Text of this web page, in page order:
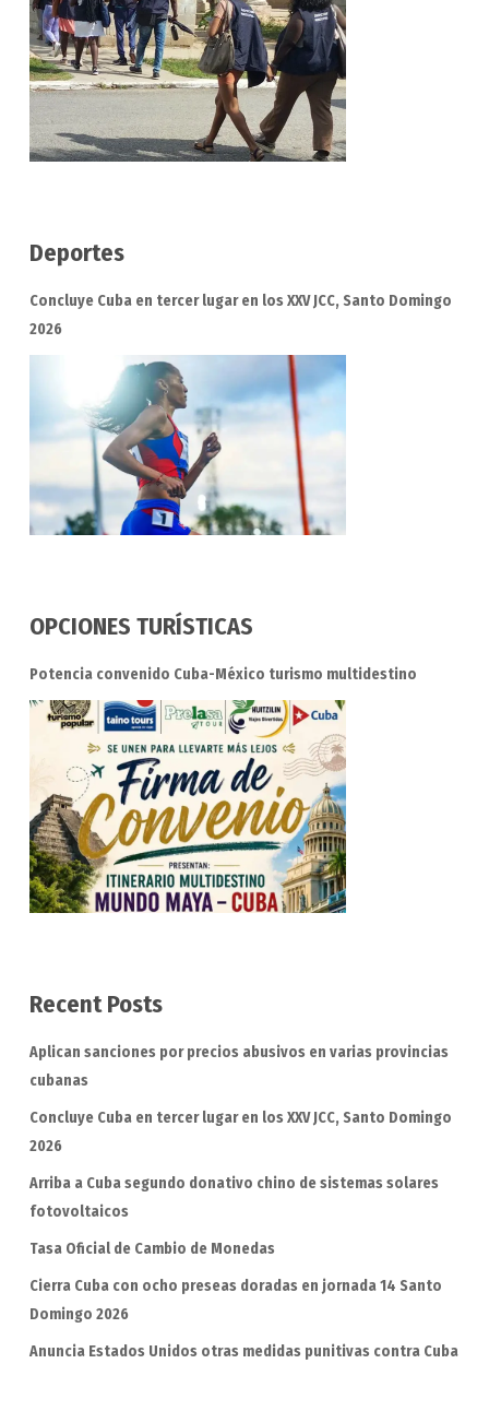
Deportes
Concluye Cuba en tercer lugar en los XXV JCC, Santo Domingo
2026
OPCIONES TURÍSTICAS
Potencia convenido Cuba-México turismo multidestino
Recent Posts
Aplican sanciones por precios abusivos en varias provincias
cubanas
Concluye Cuba en tercer lugar en los XXV JCC, Santo Domingo
2026
Arriba a Cuba segundo donativo chino de sistemas solares
fotovoltaicos
Tasa Oficial de Cambio de Monedas
Cierra Cuba con ocho preseas doradas en jornada 14 Santo
Domingo 2026
Anuncia Estados Unidos otras medidas punitivas contra Cuba